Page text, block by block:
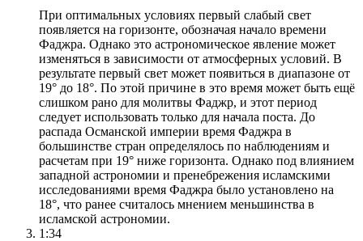
При оптимальных условиях первый слабый свет
появляется на горизонте, обозначая начало времени
Фаджра. Однако это астрономическое явление может
изменяться в зависимости от атмосферных условий. В
результате первый свет может появиться в диапазоне от
19° до 18°. По этой причине в это время может быть ещё
слишком рано для молитвы Фаджр, и этот период
следует использовать только для начала поста. До
распада Османской империи время Фаджра в
большинстве стран определялось по наблюдениям и
расчетам при 19° ниже горизонта. Однако под влиянием
западной астрономии и пренебрежения исламскими
исследованиями время Фаджра было установлено на
18°, что ранее считалось мнением меньшинства в
исламской астрономии.
1:34